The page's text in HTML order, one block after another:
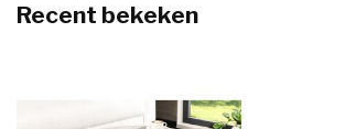
Recent bekeken